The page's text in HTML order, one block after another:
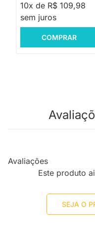
10x de R$ 109,98
sem juros
COMPRAR
Avaliações
Este produto
SEJA O